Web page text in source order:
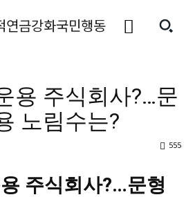
연금강화국민행동
용 주식회사?…문
노림수는?
555
주식회사?…문형